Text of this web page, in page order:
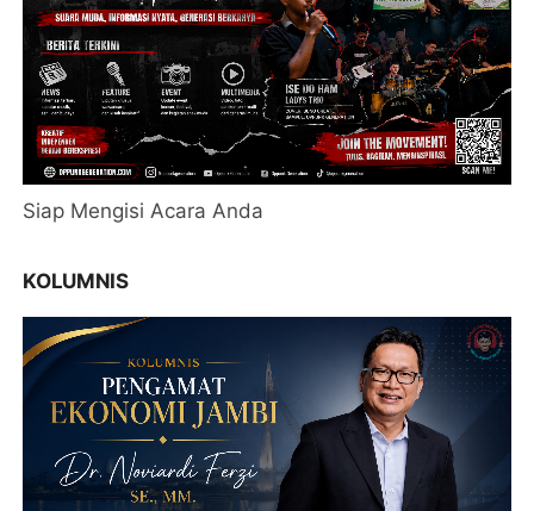
Siap Mengisi Acara Anda
KOLUMNIS